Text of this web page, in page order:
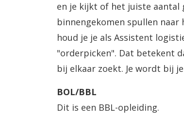
en je kijkt of het juiste aantal
binnengekomen spullen
houd je je als Assistent logistiek medewerker
"orderpicken". Dat betekent
bij elkaar zoekt. Je wordt bij
BOL/BBL
Dit is een BBL-opleiding.